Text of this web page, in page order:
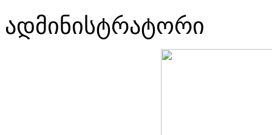
ადმინისტრატორი